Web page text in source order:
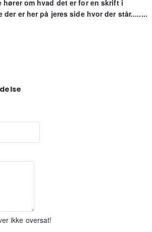
hører om hvad det er for en skrift i
er her på jeres side hvor der står........
ikke oversat!